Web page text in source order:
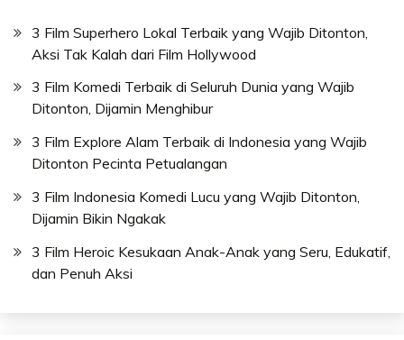
3 Film Superhero Lokal Terbaik yang Wajib Ditonton,
Aksi Tak Kalah dari Film Hollywood
3 Film Komedi Terbaik di Seluruh Dunia yang Wajib
Ditonton, Dijamin Menghibur
3 Film Explore Alam Terbaik di Indonesia yang Wajib
Ditonton Pecinta Petualangan
3 Film Indonesia Komedi Lucu yang Wajib Ditonton,
Dijamin Bikin Ngakak
3 Film Heroic Kesukaan Anak-Anak yang Seru, Edukatif,
dan Penuh Aksi